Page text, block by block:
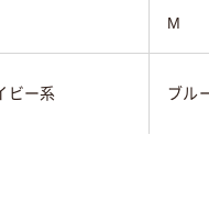
M
ビー系 ブル